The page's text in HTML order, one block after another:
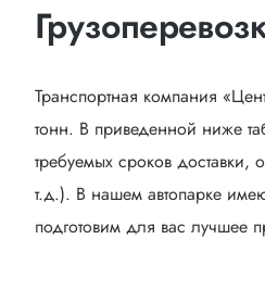
Транспортная компания
тонн. В приведенной ниже
требуемых сроков доставки,
т.д.). В нашем автопарке
подготовим для вас лучшее